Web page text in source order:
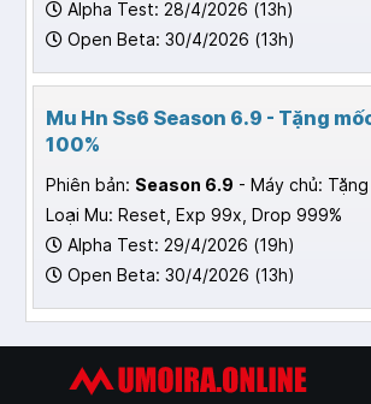
Alpha Test: 28/4/2026 (13h)
Open Beta: 30/4/2026 (13h)
Mu Hn Ss6 Season 6.9 - Tặng
100%
Phiên bản: Season 6.9 - Máy chủ:
Loại Mu: Reset, Exp 99x, Drop 999%
Alpha Test: 29/4/2026 (19h)
Open Beta: 30/4/2026 (13h)